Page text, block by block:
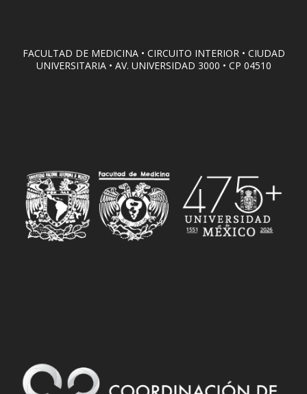
FACULTAD DE MEDICINA • CIRCUITO INTERIOR • CIUDAD
UNIVERSITARIA • AV. UNIVERSIDAD 3000 • CP 04510